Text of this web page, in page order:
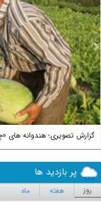
گزارش تصویری؛ هندوانه های
Next
پر بازدید ها
روز هفته ماه